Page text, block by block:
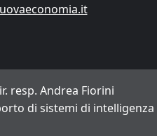
resp. Andrea Fiorini
di sistemi di